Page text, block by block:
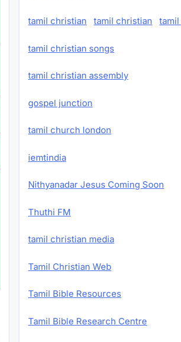
tamil christian tamil christian
tamil christian songs
tamil christian assembly
gospel junction
tamil church london
iemtindia
Nithyanadar Jesus Coming Soon
Thuthi FM
tamil christian media
Tamil Christian Web
Tamil Bible Resources
Tamil Bible Research Centre